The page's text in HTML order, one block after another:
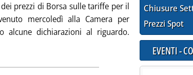
prezzi di Borsa sulle tariffe per il
mercoledì alla Camera per
alcune dichiarazioni al riguardo.
Leggi tutta la notizia: 'MARZANO SULLE TARIFFE
Chiusure
Prezzi Spot
EVENTI -